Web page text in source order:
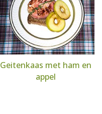
Geitenkaas met ham en
appel